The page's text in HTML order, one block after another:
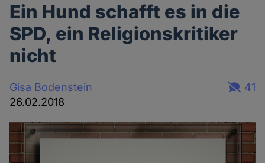
Ein Hund schafft es in die
SPD, ein Religionskritiker
nicht
Gisa Bodenstein
26.02.2018
41